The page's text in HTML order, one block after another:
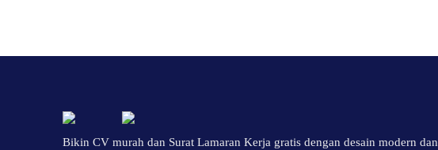
Bikin CV murah dan Surat Lamaran Kerja gratis dengan desain modern dan